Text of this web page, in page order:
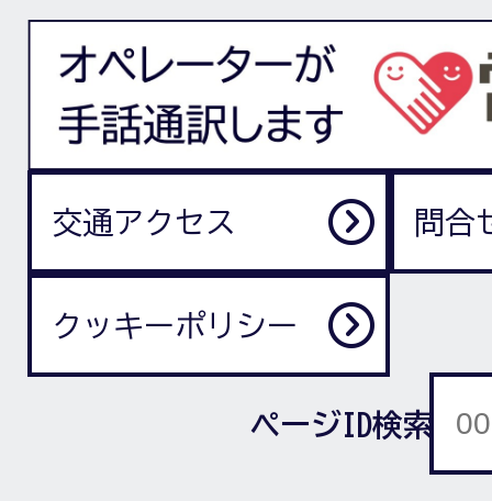
交通アクセス 問合
クッキーポリシー
ページID検索